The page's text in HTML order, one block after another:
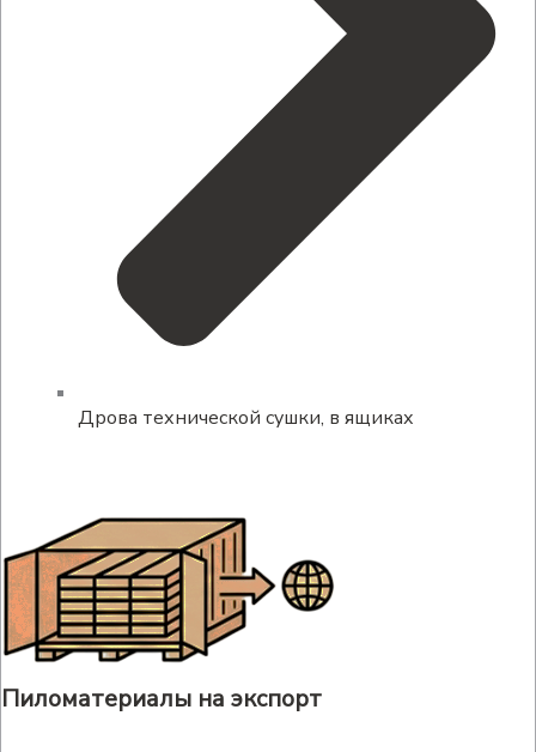
Дрова технической сушки, в ящиках
Пиломатериалы на экспорт